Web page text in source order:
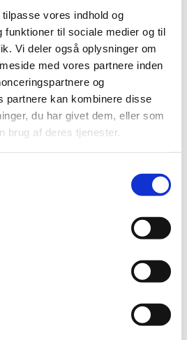
vores indhold og
funktioner til sociale medier og til
Vi deler også oplysninger om
med vores partnere inden
og
partnere kan kombinere disse
du har givet dem, eller som
brug af deres tjenester.
også kunne